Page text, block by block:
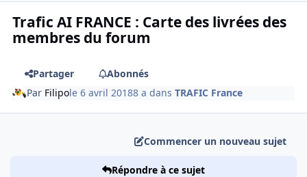
Trafic AI FRANCE : Carte des livrées des
membres du forum
Partager
Abonnés
Par Filipole 6 avril 20188 a dansTRAFIC France
Commencer un nouveau sujet
Répondre à ce sujet